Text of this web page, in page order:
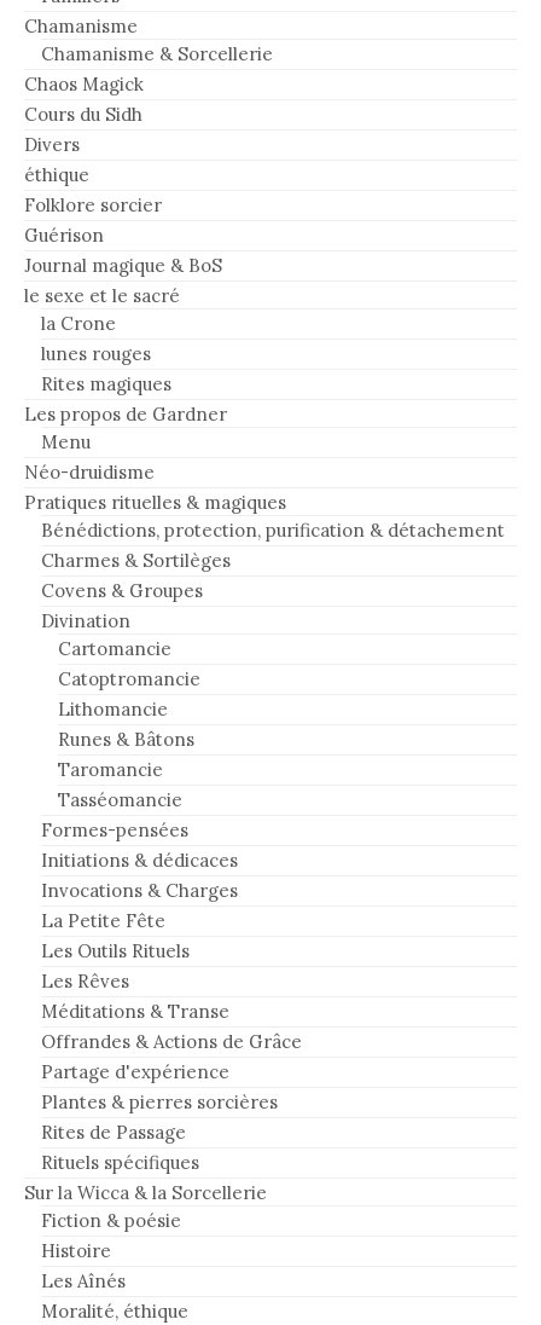
Chamanisme
Chamanisme & Sorcellerie
Chaos Magick
Cours du Sidh
Divers
éthique
Folklore sorcier
Guérison
Journal magique & BoS
le sexe et le sacré
la Crone
lunes rouges
Rites magiques
Les propos de Gardner
Menu
Néo-druidisme
Pratiques rituelles & magiques
Bénédictions, protection, purification & détachement
Charmes & Sortilèges
Covens & Groupes
Divination
Cartomancie
Catoptromancie
Lithomancie
Runes & Bâtons
Taromancie
Tasséomancie
Formes-pensées
Initiations & dédicaces
Invocations & Charges
La Petite Fête
Les Outils Rituels
Les Rêves
Méditations & Transe
Offrandes & Actions de Grâce
Partage d'expérience
Plantes & pierres sorcières
Rites de Passage
Rituels spécifiques
Sur la Wicca & la Sorcellerie
Fiction & poésie
Histoire
Les Aînés
Moralité, éthique